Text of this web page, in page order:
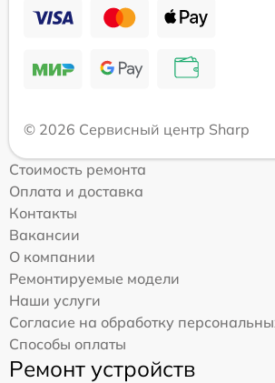
© 2026 Сервисный центр Sharp
Стоимость ремонта
Оплата и доставка
Контакты
Вакансии
О компании
Ремонтируемые модели
Наши услуги
Согласие на обработку
Способы оплаты
Ремонт устройств